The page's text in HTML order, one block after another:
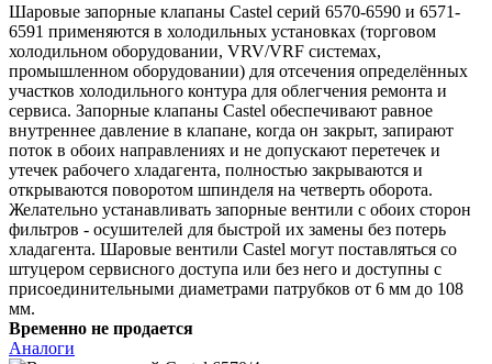
Шаровые запорные клапаны Castel серий 6570-6590 и 6571-
6591 применяются в холодильных установках (торговом
холодильном оборудовании, VRV/VRF системах,
промышленном оборудовании) для отсечения определённых
участков холодильного контура для облегчения ремонта и
сервиса. Запорные клапаны Castel обеспечивают равное
внутреннее давление в клапане, когда он закрыт, запирают
поток в обоих направлениях и не допускают перетечек и
утечек рабочего хладагента, полностью закрываются и
открываются поворотом шпинделя на четверть оборота.
Желательно устанавливать запорные вентили с обоих сторон
фильтров - осушителей для быстрой их замены без потерь
хладагента. Шаровые вентили Castel могут поставляться со
штуцером сервисного доступа или без него и доступны с
присоединительными диаметрами патрубков от 6 мм до 108
мм.
Временно не продается
Аналоги